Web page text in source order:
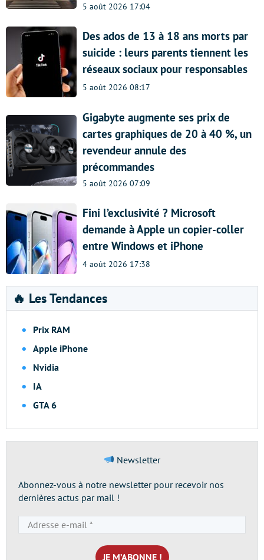
5 août 2026 17:04
Des ados de 13 à 18 ans morts par
suicide : leurs parents tiennent les
réseaux sociaux pour responsables
5 août 2026 08:17
Gigabyte augmente ses prix de
cartes graphiques de 20 à 40 %, un
revendeur annule des
précommandes
5 août 2026 07:09
Fini l’exclusivité ? Microsoft
demande à Apple un copier-coller
entre Windows et iPhone
4 août 2026 17:38
🔥 Les Tendances
Prix RAM
Apple iPhone
Nvidia
IA
GTA 6
Newsletter
Abonnez-vous à notre newsletter pour recevoir nos
dernières actus par mail !
e-
mail